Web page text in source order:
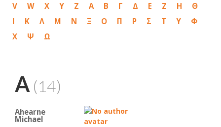
V
W X Y Z Α Β Γ Δ Ε Ζ Η
Θ
Ι
Κ Λ Μ Ν Ξ Ο Π Ρ Σ Τ Υ
Φ
Χ
Ψ Ω
A (14)
Ahearne
Michael